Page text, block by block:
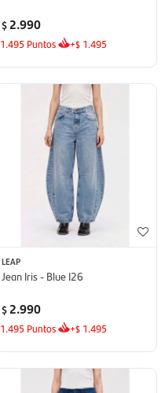
$ 2.990
1.495 Puntos +$ 1.495
LEAP
Jean Iris - Blue I26
$ 2.990
1.495 Puntos +$ 1.495